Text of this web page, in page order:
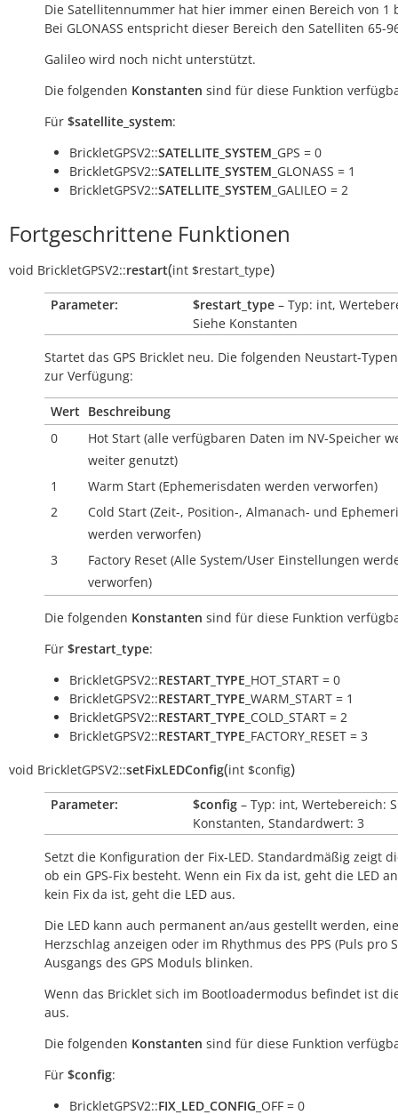
Die Satellitennummer hat hier immer einen Bereich von 1
Bei GLONASS entspricht dieser Bereich den Satelliten 65-
Galileo wird noch nicht unterstützt.
Die folgenden Konstanten sind für diese Funktion
Für $satellite_system:
BrickletGPSV2::SATELLITE_SYSTEM _GPS = 0
BrickletGPSV2::SATELLITE_SYSTEM _GLONASS = 1
BrickletGPSV2::SATELLITE_SYSTEM _GALILEO = 2
Fortgeschrittene Funktionen
void BrickletGPSV2::restart(int $restart_type)
Parameter: $restart_type – Typ: int,
Siehe Konstanten
Startet das GPS Bricklet neu. Die folgenden Neustart-
zur Verfügung:
Wert Beschreibung
0
Hot Start (alle verfügbaren Daten im NV-Speicher
weiter genutzt)
1
Warm Start (Ephemerisdaten werden verworfen)
2
Cold Start (Zeit-, Position-, Almanach- und
werden verworfen)
3
Factory Reset (Alle System/User Einstellungen
verworfen)
Die folgenden Konstanten sind für diese Funktion
Für $restart_type:
BrickletGPSV2::RESTART_TYPE _HOT_START = 0
BrickletGPSV2::RESTART_TYPE _WARM_START = 1
BrickletGPSV2::RESTART_TYPE _COLD_START = 2
BrickletGPSV2::RESTART_TYPE _FACTORY_RESET = 3
void BrickletGPSV2::setFixLEDConfig(int $config)
Parameter: $config – Typ: int, Wertebereich:
Konstanten, Standardwert: 3
Setzt die Konfiguration der Fix-LED. Standardmäßig zeigt
ob ein GPS-Fix besteht. Wenn ein Fix da ist, geht die LED
kein Fix da ist, geht die LED aus.
Die LED kann auch permanent an/aus gestellt werden,
Herzschlag anzeigen oder im Rhythmus des PPS (Puls pro
Ausgangs des GPS Moduls blinken.
Wenn das Bricklet sich im Bootloadermodus befindet ist
aus.
Die folgenden Konstanten sind für diese Funktion
Für $config:
BrickletGPSV2::FIX_LED_CONFIG _OFF = 0